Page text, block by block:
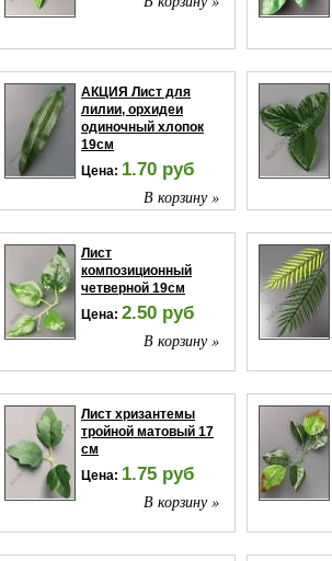
АКЦИЯ Лист для
лилии, орхидеи
одиночный хлопок
19см
Цена: 1.70 руб
В корзину »
Лист
композиционный
четверной 19см
Цена: 2.50 руб
В корзину »
Лист хризантемы
тройной матовый 17
см
Цена: 1.75 руб
В корзину »